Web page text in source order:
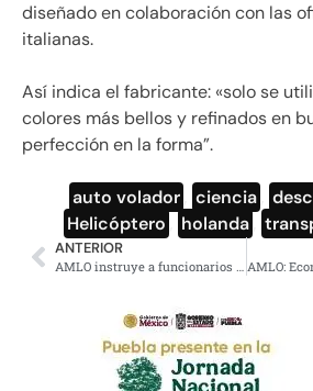
diseñado en colaboración con las
italianas.
Así indica el fabricante: «solo se
colores más bellos y refinados en
perfección en la forma”.
auto volador ciencia
Helicóptero
holanda
ANTERIOR
AMLO instruye a funcionarios a atender demandas en Río Sonora